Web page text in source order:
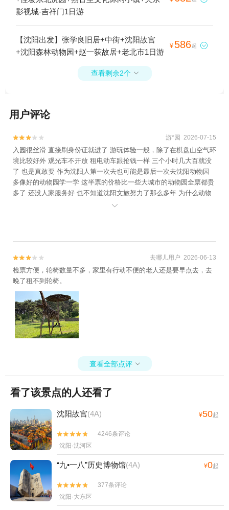
影视城-吉祥门1日游
【沈阳出发】张学良旧居+中街+沈阳故宫
+沈阳森林动物园+赵一荻故居+老北市1日游
¥ 586起 
查看剩余2个 
用户评论

 游*园 2026-07-15
入园很丝滑 直接刷身份证就进了 游玩体验一般，除了在棋盘山空气环
境比较好外 观光车不开放 租电动车跟抢钱一样 三个小时几大百就没
了 也是真敢要 作为沈阳人第一次去也可能是最后一次去沈阳动物园
多像好的动物园学一学 这半票的价格比一些大城市的动物园全票都贵
多了 还没人家服务好 也不知道沈阳文旅努力了那么多年 为什么动物


 去哪儿用户 2026-06-13
检票方便，轮椅数量不多，家里有行动不便的老人还是要早点去，去
晚了租不到轮椅。
查看全部点评 
看了该景点的人还看了
沈阳故宫(4A) ¥50起


4246条评论
沈阳·沈河区
“九•一八”历史博物馆(4A) ¥0起


377条评论
沈阳·大东区